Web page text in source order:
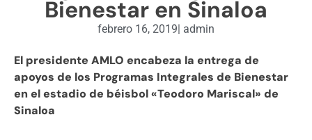
Bienestar en Sinaloa
febrero 16, 2019| admin
El presidente AMLO encabeza la entrega de
apoyos de los Programas Integrales de Bienestar
en el estadio de béisbol «Teodoro Mariscal» de
Sinaloa